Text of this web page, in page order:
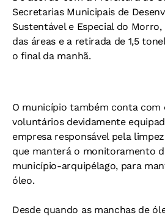
Secretarias Municipais de
Sustentável e Especial do
das áreas e a retirada de 1,5
o final da manhã.
O município também conta com
voluntários devidamente
empresa responsável pela
que manterá o monitoramento
município-arquipélago, para
óleo.
Desde quando as manchas de